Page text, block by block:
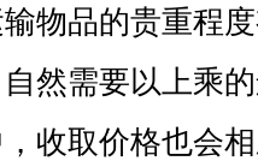
物品的贵重程
然需要以上乘
收取价格也会